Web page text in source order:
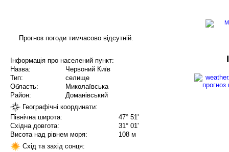
Прогноз погоди тимчасово відсутній.
Інформація про населений пункт:
Назва:
Червоний Київ
Тип:
селище
Область:
Миколаївська
Район:
Доманівський
Географічні координати:
Північна широта:
47° 51'
Східна довгота:
31° 01'
Висота над рівнем моря:
108 м
Схід та захід сонця: